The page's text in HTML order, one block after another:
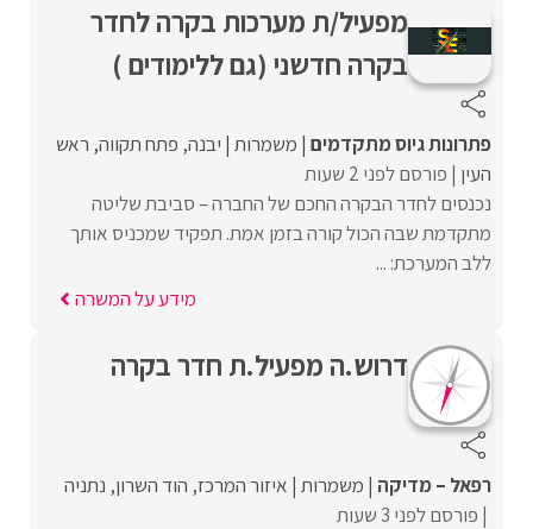
מפעיל/ת מערכות בקרה לחדר
בקרה חדשני (גם ללימודים )
פתרונות גיוס מתקדמים משמרות יבנה פתח תקווה ראש
העין פורסם לפני 2 שעות
נכנסים לחדר הבקרה החכם של החברה – סביבת שליטה
מתקדמת שבה הכול קורה בזמן אמת. תפקיד שמכניס אותך
ללב המערכת: ...
מידע על המשרה
דרוש.ה מפעיל.ת חדר בקרה
רפאל – מדיקה משמרות איזור המרכז הוד השרון נתניה
פורסם לפני 3 שעות